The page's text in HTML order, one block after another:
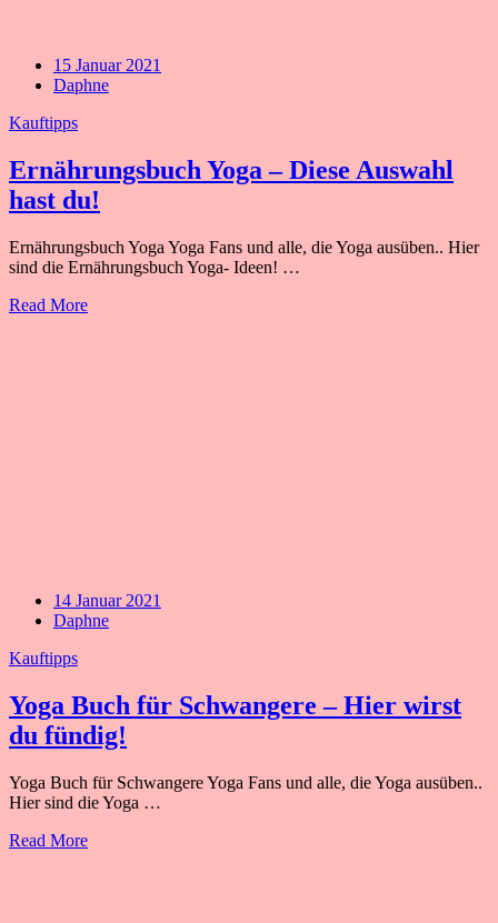
15 Januar 2021
Daphne
Kauftipps
Ernährungsbuch Yoga – Diese Auswahl
hast du!
Ernährungsbuch Yoga Yoga Fans und alle, die Yoga ausüben.. Hier
sind die Ernährungsbuch Yoga- Ideen! …
Read More
14 Januar 2021
Daphne
Kauftipps
Yoga Buch für Schwangere – Hier wirst
du fündig!
Yoga Buch für Schwangere Yoga Fans und alle, die Yoga ausüben..
Hier sind die Yoga …
Read More